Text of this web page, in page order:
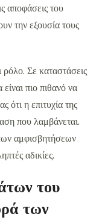
αποφάσεις του
την εξουσία τους
ρόλο. Σε καταστάσεις
πιο πιθανό να
ότι η επιτυχία της
που λαμβάνεται.
αμφισβητήσεων
αδικίες.
του
των